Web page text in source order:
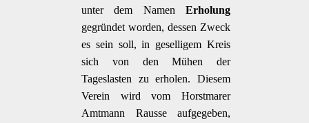
unter dem NamenErholung
gegründet worden, dessen Zweck
es sein soll, in geselligem Kreis
sich von den Mühen der
Tageslasten zu erholen. Diesem
Verein wird vom Horstmarer
Amtmann Rausse aufgegeben,